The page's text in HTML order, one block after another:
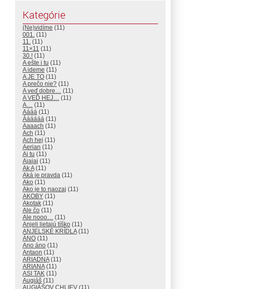
Kategórie
(Ne)vidíme (11)
001. (11)
11. (11)
11×11 (11)
30.! (11)
A ešte i tu (11)
A ideme (11)
A JE TO (11)
A prečo nie? (11)
A veď dobre… (11)
A VEĎ HEJ… (11)
A… (11)
Aááá (11)
Áááááá (11)
Aaaach (11)
Ach (11)
Ach hej (11)
Aerian (11)
Aj tu (11)
Ajajaj (11)
Ak A(11)
Aká je pravda (11)
Ako (11)
Ako je to naozaj (11)
AKOBY (11)
Akotak (11)
Ale čo (11)
Ale nooo… (11)
Anjeli lietajú tíško (11)
ANJELSKÉ KRÍDLA(11)
ÁNO (11)
Ano áno (11)
Antaon (11)
ARIADNA(11)
ARIANA(11)
ASI TAK (11)
Augiáš (11)
AUGIÁŠOV CHLIEV (11)